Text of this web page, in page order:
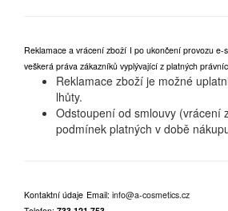
Reklamace a vrácení zboží I po ukončení provozu e-
veškerá práva zákazníků vyplývající z platných
Reklamace zboží je možné
lhůty.
Odstoupení od smlouvy (vrácení
podmínek platných v době
Kontaktní údaje Email: info@a-cosmetics.cz